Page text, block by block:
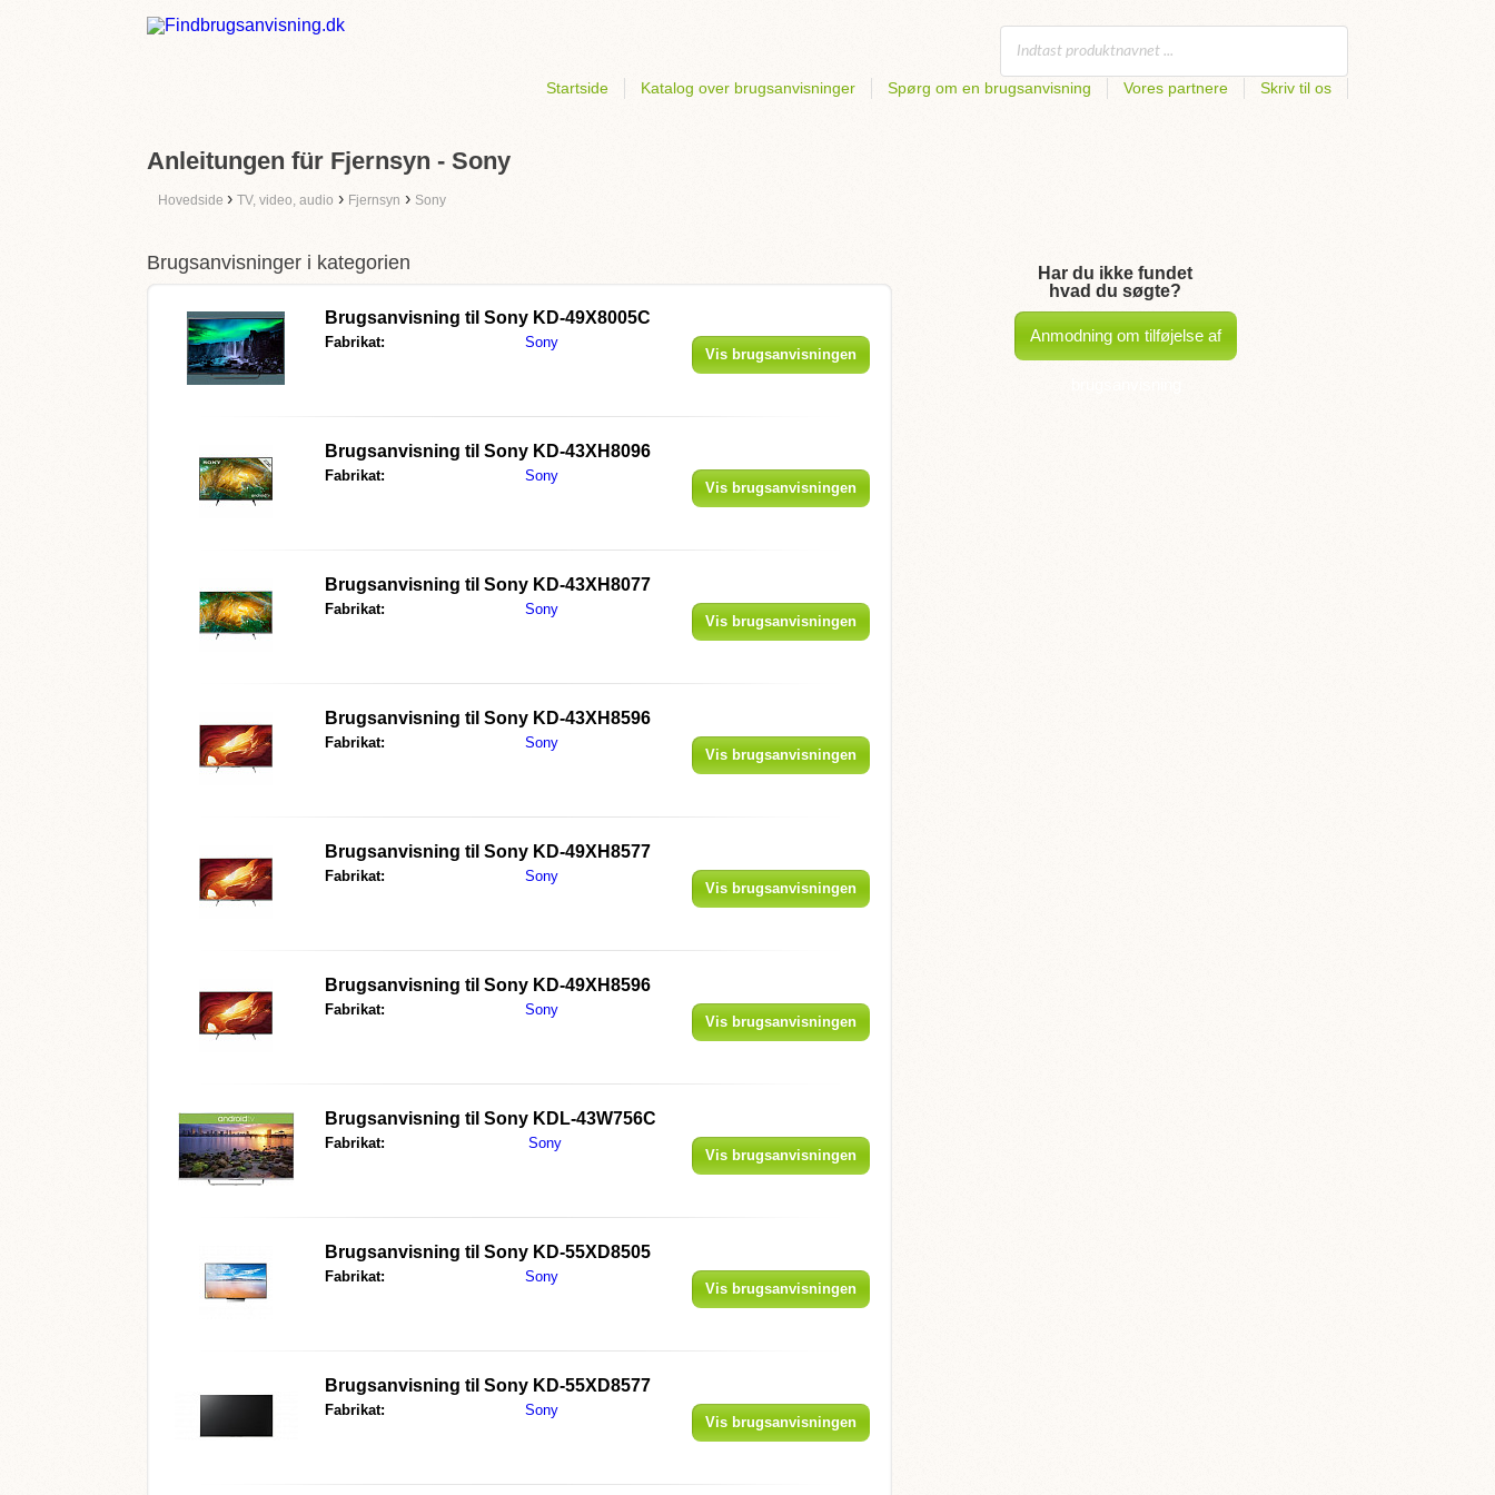
Startside Katalog over brugsanvisninger Spørg om en brugsanvisning Vores partnere Skriv til os
Anleitungen für Fjernsyn - Sony
Hovedside › TV, video, audio › Fjernsyn › Sony
Brugsanvisninger i kategorien
Brugsanvisning til Sony KD-49X8005C
Fabrikat: Sony
Vis brugsanvisningen
Brugsanvisning til Sony KD-43XH8096
Fabrikat: Sony
Vis brugsanvisningen
Brugsanvisning til Sony KD-43XH8077
Fabrikat: Sony
Vis brugsanvisningen
Brugsanvisning til Sony KD-43XH8596
Fabrikat: Sony
Vis brugsanvisningen
Brugsanvisning til Sony KD-49XH8577
Fabrikat: Sony
Vis brugsanvisningen
Brugsanvisning til Sony KD-49XH8596
Fabrikat: Sony
Vis brugsanvisningen
Brugsanvisning til Sony KDL-43W756C
Fabrikat: Sony
Vis brugsanvisningen
Brugsanvisning til Sony KD-55XD8505
Fabrikat: Sony
Vis brugsanvisningen
Brugsanvisning til Sony KD-55XD8577
Fabrikat: Sony
Vis brugsanvisningen
Har du ikke fundet
hvad du søgte?
Anmodning om tilføjelse af